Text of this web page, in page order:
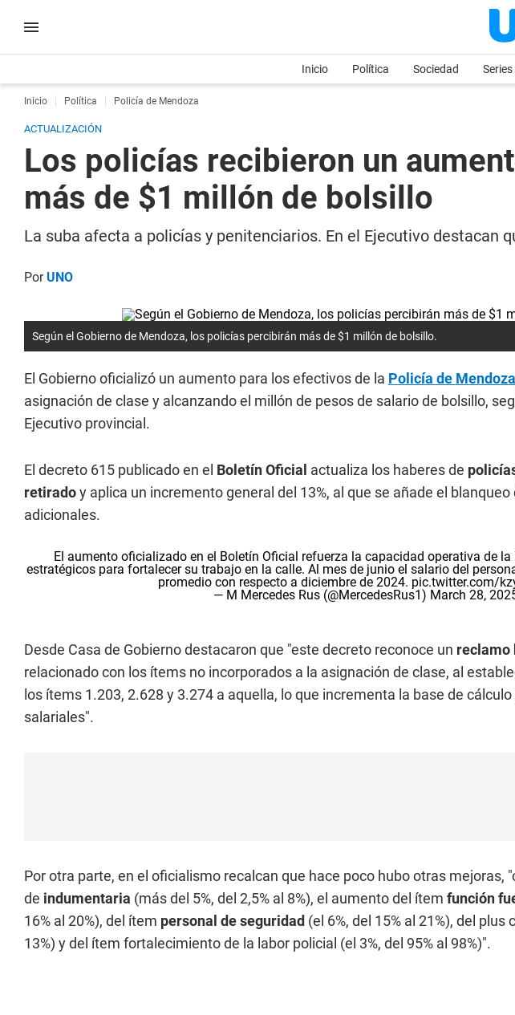
Inicio Política Sociedad
Inicio Política Policía de Mendoza
ACTUALIZACIÓN
Los policías recibieron un
más de $1 millón de bolsillo
La suba afecta a policías y penitenciarios. En el Ejecutivo destacan
PorUNO
Según el Gobierno de Mendoza, los policías percibirán más de $1 millón de bolsillo.
El Gobierno oficializó un aumento para los efectivos de la Policía de Mendoza
asignación de clase y alcanzando el millón de pesos de salario de bolsillo,
Ejecutivo provincial.
El decreto 615 publicado en el Boletín Oficial actualiza los haberes de
retiradoy aplica un incremento general del 13%, al que se añade el
adicionales.
El aumento oficializado en el Boletín Oficial refuerza la capacidad operativa de
estratégicos para fortalecer su trabajo en la calle. Al mes de junio el salario del
promedio con respecto a diciembre de 2024. pic.twitter.com/
— M Mercedes Rus (@MercedesRus1) March 28,
Desde Casa de Gobierno destacaron que "este decreto reconoce un reclamo
relacionado con los ítems no incorporados a la asignación de clase, al
los ítems 1.203, 2.628 y 3.274 a aquella, lo que incrementa la base de
salariales".
Por otra parte, en el oficialismo recalcan que hace poco hubo otras mejoras,
de indumentaria (más del 5%, del 2,5% al 8%), el aumento del ítem función
16% al 20%), del ítem personal de seguridad (el 6%, del 15% al 21%), del plus
13%) y del ítem fortalecimiento de la labor policial (el 3%, del 95% al 98%)".